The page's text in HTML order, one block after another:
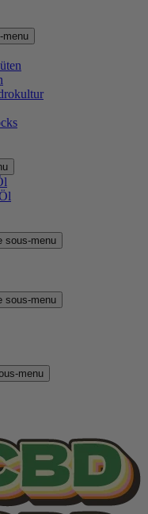
menu
sous-menu
sous-menu
menu